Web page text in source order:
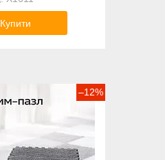
Купити
–12%